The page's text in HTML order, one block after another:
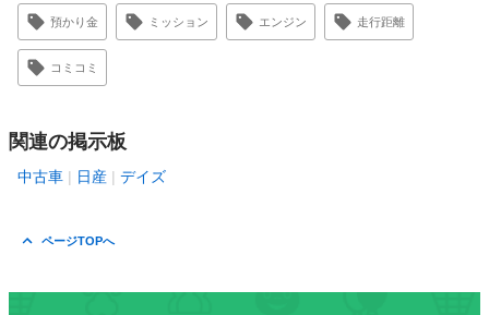
預かり金 ミッション エンジン 走行距離
コミコミ
関連の掲示板
中古車 日産 デイズ
ページTOPへ